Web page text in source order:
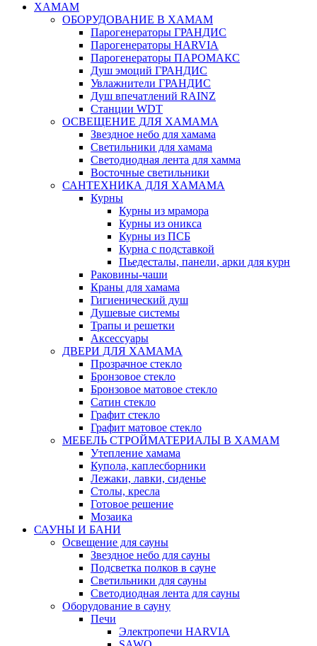
ХАМАМ
ОБОРУДОВАНИЕ В ХАМАМ
Парогенераторы ГРАНДИС
Парогенераторы HARVIA
Парогенераторы ПАРОМАКС
Душ эмоций ГРАНДИС
Увлажнители ГРАНДИС
Душ впечатлений RAINZ
Станции WDT
ОСВЕЩЕНИЕ ДЛЯ ХАМАМА
Звездное небо для хамама
Светильники для хамама
Светодиодная лента для хамма
Восточные светильники
САНТЕХНИКА ДЛЯ ХАМАМА
Курны
Курны из мрамора
Курны из оникса
Курны из ПСБ
Курна с подставкой
Пьедесталы, панели, арки для курн
Раковины-чаши
Краны для хамама
Гигиенический душ
Душевые системы
Трапы и решетки
Аксессуары
ДВЕРИ ДЛЯ ХАМАМА
Прозрачное стекло
Бронзовое стекло
Бронзовое матовое стекло
Сатин стекло
Графит стекло
Графит матовое стекло
МЕБЕЛЬ СТРОЙМАТЕРИАЛЫ В ХАМАМ
Утепление хамама
Купола, каплесборники
Лежаки, лавки, сиденье
Столы, кресла
Готовое решение
Мозаика
САУНЫ И БАНИ
Освещение для сауны
Звездное небо для сауны
Подсветка полков в сауне
Светильники для сауны
Светодиодная лента для сауны
Оборудование в сауну
Печи
Электропечи HARVIA